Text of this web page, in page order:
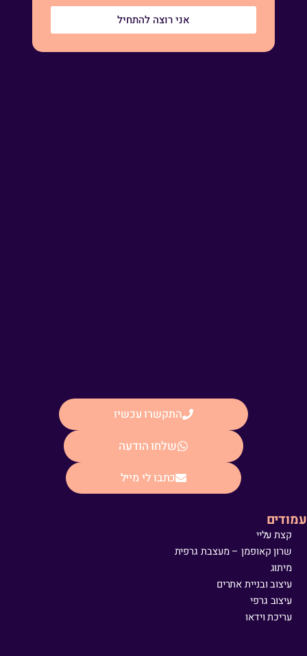
אני רוצה להתחיל
עמודים
קצת עליי
שרון קאופמן – מעצבת גרפית
מיתוג
עיצוב ובניית אתרים
עיצוב גרפי
עריכת וידאו
התקשרו עכשיו
שלחו הודעה
כתבו לי מייל